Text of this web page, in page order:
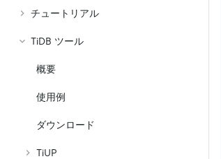
チュートリアル
TiDB ツール
概要
使用例
ダウンロード
TiUP